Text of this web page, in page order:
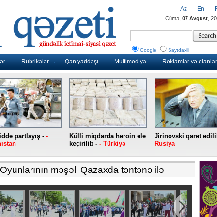
Rubrikalar Qan yaddaşı Multimediya Reklamlar və elanlar
Az En
Cümə, 07 Avgust ,
Google Saytdaxili
partlayış - -
Külli miqdarda heroin ələ
keçirilib - - Türkiyə
Jirinovski qarət edilib
Rusiya
məşəli Qazaxda təntənə ilə